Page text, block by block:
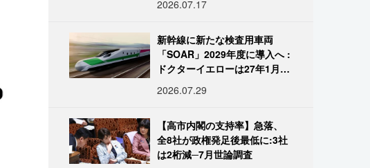
2026.07.17
新幹線に新たな検査用車両
「SOAR」2029年度に導入へ :
ドクターイエローは27年1月に
2026.07.29
【高市内閣の支持率】急落、
全8社が政権発足後最低に:3社
は2桁減─7月世論調査